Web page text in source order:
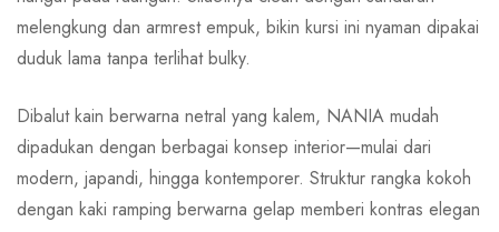
melengkung dan armrest empuk, bikin kursi ini nyaman dipakai
duduk lama tanpa terlihat bulky.
Dibalut kain berwarna netral yang kalem, NANIA mudah
dipadukan dengan berbagai konsep interior—mulai dari
modern, japandi, hingga kontemporer. Struktur rangka kokoh
dengan kaki ramping berwarna gelap memberi kontras elegan